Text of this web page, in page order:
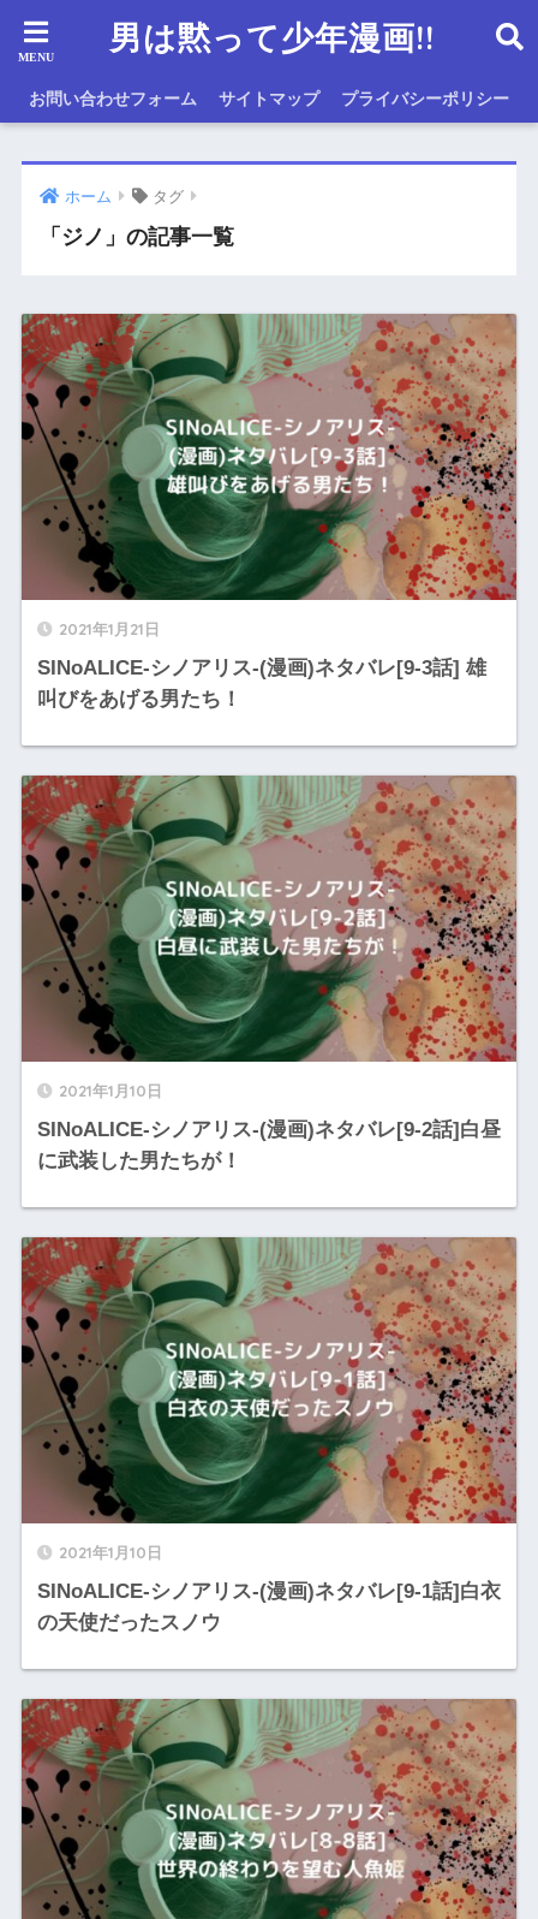
男は黙って少年漫画!!
お問い合わせフォーム サイトマップ プライバシーポリシー
ホーム タグ
「ジノ」の記事一覧
2021年1月21日
SINoALICE-シノアリス-(漫画)ネタバレ[9-3話] 雄
叫びをあげる男たち！
2021年1月10日
SINoALICE-シノアリス-(漫画)ネタバレ[9-2話]白昼
に武装した男たちが！
2021年1月10日
SINoALICE-シノアリス-(漫画)ネタバレ[9-1話]白衣
の天使だったスノウ